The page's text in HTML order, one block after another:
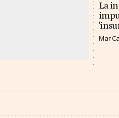
La
Mar